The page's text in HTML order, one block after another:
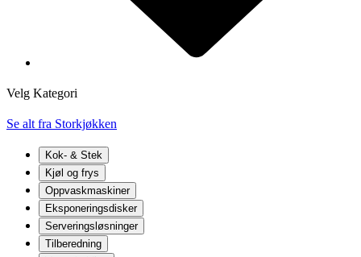
Velg Kategori
Se alt fra Storkjøkken
Kok- & Stek
Kjøl og frys
Oppvaskmaskiner
Eksponeringsdisker
Serveringsløsninger
Tilberedning